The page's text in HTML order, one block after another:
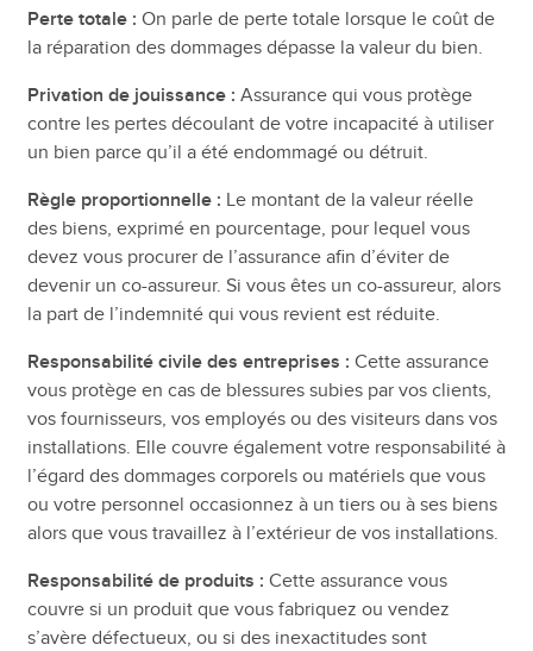
Perte totale : On parle de perte totale lorsque le coût de
la réparation des dommages dépasse la valeur du bien.
Privation de jouissance : Assurance qui vous protège
contre les pertes découlant de votre incapacité à utiliser
un bien parce qu’il a été endommagé ou détruit.
Règle proportionnelle : Le montant de la valeur réelle
des biens, exprimé en pourcentage, pour lequel vous
devez vous procurer de l’assurance afin d’éviter de
devenir un co-assureur. Si vous êtes un co-assureur, alors
la part de l’indemnité qui vous revient est réduite.
Responsabilité civile des entreprises : Cette assurance
vous protège en cas de blessures subies par vos clients,
vos fournisseurs, vos employés ou des visiteurs dans vos
installations. Elle couvre également votre responsabilité à
l’égard des dommages corporels ou matériels que vous
ou votre personnel occasionnez à un tiers ou à ses biens
alors que vous travaillez à l’extérieur de vos installations.
Responsabilité de produits : Cette assurance vous
couvre si un produit que vous fabriquez ou vendez
s’avère défectueux, ou si des inexactitudes sont